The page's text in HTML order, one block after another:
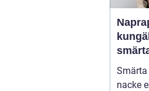
kungälv
Smärta
nacke